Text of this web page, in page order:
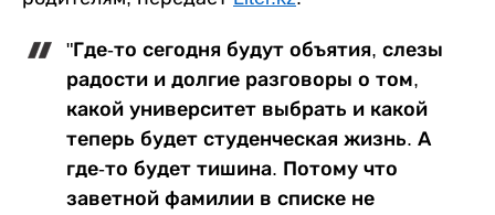
"Где-то сегодня будут объятия, слезы
радости и долгие разговоры о том,
какой университет выбрать и какой
теперь будет студенческая жизнь. А
где-то будет тишина. Потому что
заветной фамилии в списке не